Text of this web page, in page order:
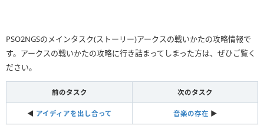
PSO2NGSのメインタスク(ストーリー)アークスの戦いかたの攻略情報で
す。アークスの戦いかたの攻略に行き詰まってしまった方は、ぜひご覧く
ださい。
前のタスク 次のタスク
◀︎ アイディアを出し合って 音楽の存在 ▶︎